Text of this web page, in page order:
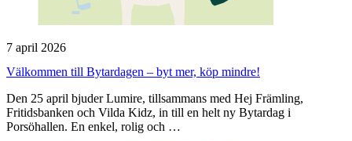
7 april 2026
Välkommen till Bytardagen – byt mer, köp mindre!
Den 25 april bjuder Lumire, tillsammans med Hej Främling,
Fritidsbanken och Vilda Kidz, in till en helt ny Bytardag i
Porsöhallen. En enkel, rolig och …